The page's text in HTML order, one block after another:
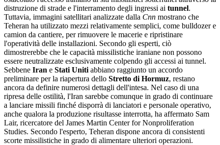
distruzione di strade e l'interramento degli ingressi ai tunnel.
Tuttavia, immagini satellitari analizzate dalla Cnn mostrano che
Teheran ha utilizzato mezzi relativamente semplici, come bulldozer e
camion da cantiere, per rimuovere le macerie e ripristinare
l'operatività delle installazioni. Secondo gli esperti, ciò
dimostrerebbe che le capacità missilistiche iraniane non possono
essere neutralizzate esclusivamente colpendo gli accessi ai tunnel.
Sebbene Iran e Stati Uniti abbiano raggiunto un accordo
preliminare per la riapertura dello Stretto di Hormuz, restano
ancora da definire numerosi dettagli dell'intesa. Nel caso di una
ripresa delle ostilità, l'Iran sarebbe comunque in grado di continuare
a lanciare missili finché disporrà di lanciatori e personale operativo,
anche qualora la produzione risultasse interrotta, ha affermato Sam
Lair, ricercatore del James Martin Center for Nonproliferation
Studies. Secondo l'esperto, Teheran dispone ancora di consistenti
scorte missilistiche in grado di alimentare ulteriori operazioni.